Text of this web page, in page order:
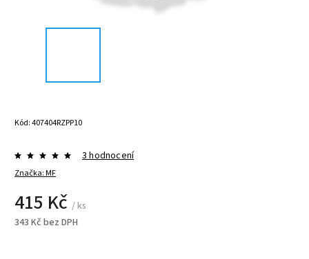
Kód:407404RZPP10
Značka:MF
3 hodnocení
415 Kč / ks
343 Kč bez DPH